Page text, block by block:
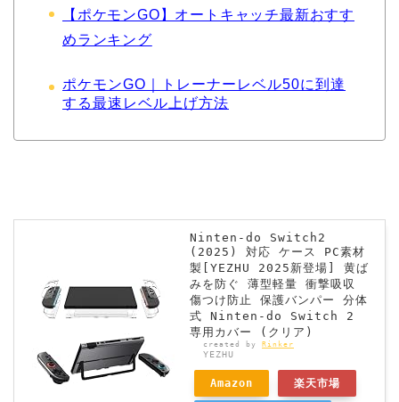
【ポケモンGO】オートキャッチ最新おすす
めランキング
ポケモンGO｜トレーナーレベル50に到達
する最速レベル上げ方法
Ninten-do Switch2
(2025) 対応 ケース PC素材
製[YEZHU 2025新登場] 黄ば
みを防ぐ 薄型軽量 衝撃吸収
傷つけ防止 保護バンパー 分体
式 Ninten-do Switch 2
専用カバー (クリア)
created by Rinker
YEZHU
Amazon 楽天市場